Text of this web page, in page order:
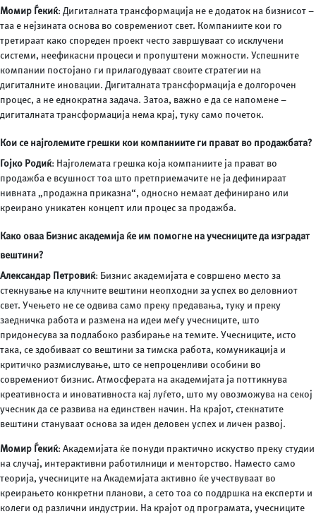
Момир Ѓекиќ: Дигиталната трансформација не е додаток на бизнисот –
таа е нејзината основа во современиот свет. Компаниите кои го
третираат како спореден проект често завршуваат со исклучени
системи, неефикасни процеси и пропуштени можности. Успешните
компании постојано ги прилагодуваат своите стратегии на
дигиталните иновации. Дигиталната трансформација е долгорочен
процес, а не еднократна задача. Затоа, важно е да се напомене –
дигиталната трансформација нема крај, туку само почеток.
Кои се најголемите грешки кои компаниите ги прават во продажбата?
Гојко Родиќ: Најголемата грешка која компаниите ја прават во
продажба е всушност тоа што претприемачите не ја дефинираат
нивната „продажна приказна“, односно немаат дефинирано или
креирано уникатен концепт или процес за продажба.
Како оваа Бизнис академија ќе им помогне на учесниците да изградат
вештини?
Александар Петровиќ: Бизнис академијата е совршено место за
стекнување на клучните вештини неопходни за успех во деловниот
свет. Учењето не се одвива само преку предавања, туку и преку
заедничка работа и размена на идеи меѓу учесниците, што
придонесува за подлабоко разбирање на темите. Учесниците, исто
така, се здобиваат со вештини за тимска работа, комуникација и
критичко размислување, што се непроценливи особини во
современиот бизнис. Атмосферата на академијата ја поттикнува
креативноста и иновативноста кај луѓето, што му овозможува на секој
учесник да се развива на единствен начин. На крајот, стекнатите
вештини стануваат основа за иден деловен успех и личен развој.
Момир Ѓекиќ: Академијата ќе понуди практично искуство преку студии
на случај, интерактивни работилници и менторство. Наместо само
теорија, учесниците на Академијата активно ќе учествуваат во
креирањето конкретни планови, а сето тоа со поддршка на експерти и
колеги од различни индустрии. На крајот од програмата, учесниците